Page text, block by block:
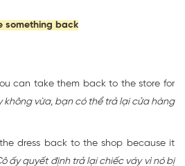
something back
can take them back to the store for
không vừa, bạn có thể trả lại cửa hàng
dress back to the shop because it
ấy quyết định trả lại chiếc váy vì nó bị